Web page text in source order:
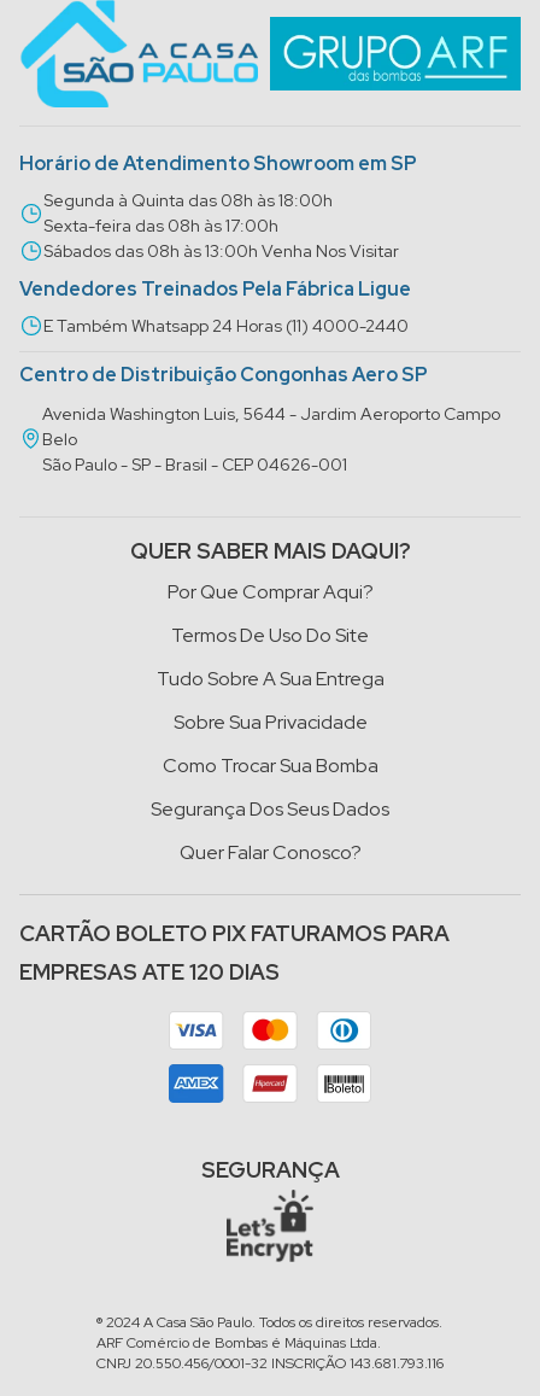
Horário de Atendimento Showroom em SP
Segunda à Quinta das 08h às 18:00h
Sexta-feira das 08h às 17:00h
Sábados das 08h às 13:00h Venha Nos Visitar
Vendedores Treinados Pela Fábrica Ligue
E Também Whatsapp 24 Horas (11) 4000-2440
Centro de Distribuição Congonhas Aero SP
Avenida Washington Luis, 5644 - Jardim Aeroporto Campo
Belo
São Paulo - SP - Brasil - CEP 04626-001
QUER SABER MAIS DAQUI?
Por Que Comprar Aqui?
Termos De Uso Do Site
Tudo Sobre A Sua Entrega
Sobre Sua Privacidade
Como Trocar Sua Bomba
Segurança Dos Seus Dados
Quer Falar Conosco?
CARTÃO BOLETO PIX FATURAMOS PARA
EMPRESAS ATE 120 DIAS
SEGURANÇA
® 2024 A Casa São Paulo. Todos os direitos reservados.
ARF Comércio de Bombas é Máquinas Ltda.
CNPJ 20.550.456/0001-32 INSCRIÇÃO 143.681.793.116